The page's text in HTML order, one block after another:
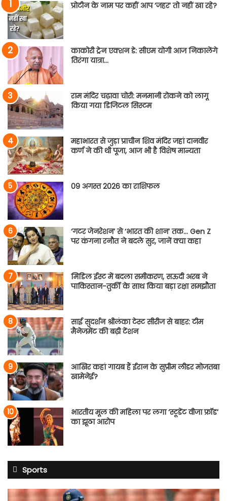
प्रोटीन के नाम पर कहीं आप ‘जहर’ तो नहीं खा रहे?
काकोरी ट्रेन एक्शन डे: सीएम योगी आज निकालेंगे
तिरंगा यात्रा…
राम मंदिर चढ़ावा चोरी: मनमानी रोकने को लागू
किया गया डिजिटल सिस्टम
महाभारत से जुड़ा प्राचीन शिव मंदिर जहां दानवीर
कर्ण ने की थी पूजा, आज भी है विशेष मान्यता
09 अगस्त 2026 का राशिफल
‘गटर जेनरेशन’ से ‘भारत की शान’ तक… Gen Z
पर कंगना रनौत ने बदले सुर, जानें क्या कहा
मिडिल ईस्ट में बदला समीकरण, सऊदी अरब ने
पाकिस्तान-तुर्की के साथ किया बड़ा रक्षा समझौता
साई सुदर्शन श्रीलंका टेस्ट सीरीज से बाहर: टीम
मैनेजमेंट की बढ़ी टेंशन
आखिर कहां गायब हैं ईरान के सुप्रीम लीडर मोजतबा
खामेनेई?
भारतीय मूल की महिला पर लगा ‘स्टूडेंट वीजा फ्रॉड’
का झूठा आरोप
Sports
साई